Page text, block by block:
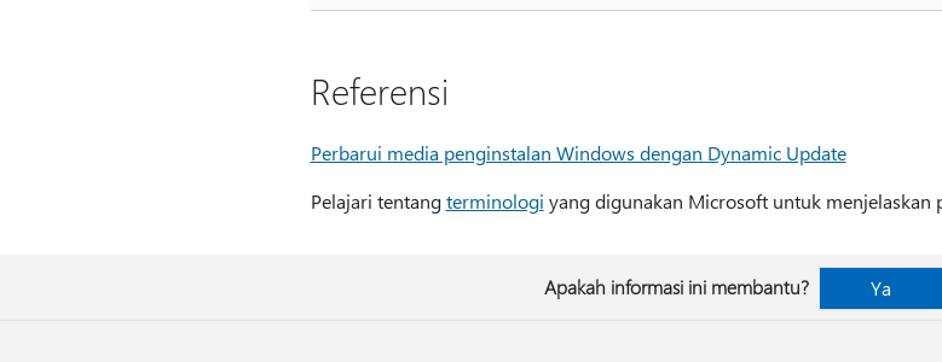
Referensi
Perbarui media penginstalan Windows dengan Dynamic Update
Pelajari tentangterminologi yang digunakan Microsoft untuk menjelaskan
Apakah informasi ini membantu? Ya